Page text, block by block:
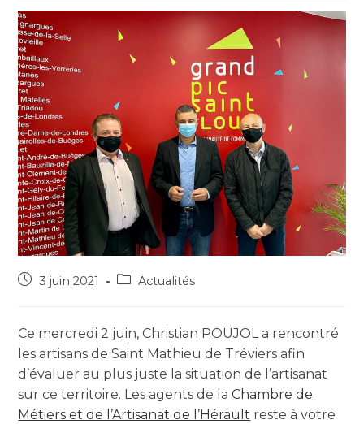
3 juin 2021 Actualités
Ce mercredi 2 juin, Christian POUJOL a rencontré
les artisans de Saint Mathieu de Tréviers afin
d’évaluer au plus juste la situation de l’artisanat
sur ce territoire. Les agents de laChambre de
Métiers et de l’Artisanat de l’Hérault reste à votre